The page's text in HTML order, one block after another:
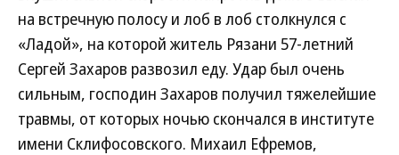
на встречную полосу и лоб в лоб столкнулся с
«Ладой», на которой житель Рязани 57-летний
Сергей Захаров развозил еду. Удар был очень
сильным, господин Захаров получил тяжелейшие
травмы, от которых ночью скончался в институте
имени Склифосовского. Михаил Ефремов,